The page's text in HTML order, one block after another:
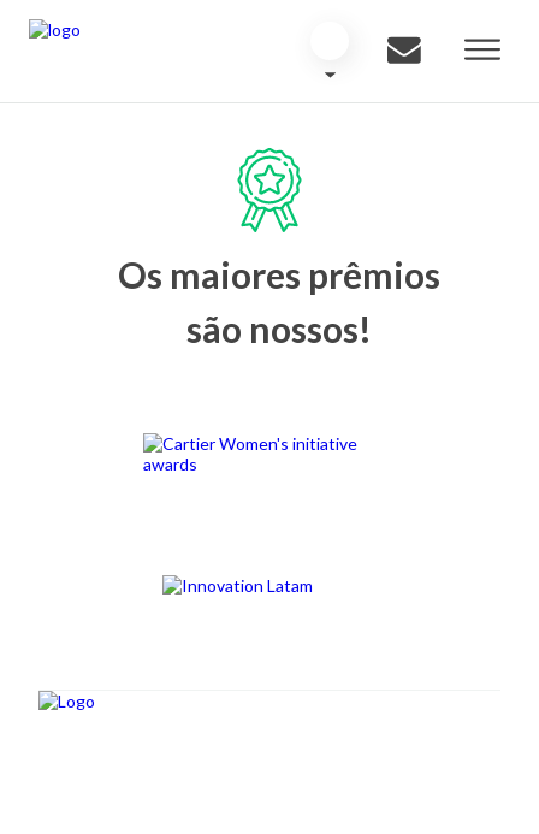
Os maiores prêmios
são nossos!